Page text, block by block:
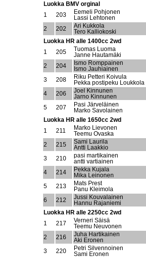
Luokka BMV orginal
1
203
Eemeli Pohjonen
Lassi Lehtonen
2
202
Ari Kukkola
Tero Kalliokoski
Luokka HR alle 1400cc 2wd
1
205
Tuomas Luoma
Janne Hautamäki
2
204
Ismo Romppainen
Ismo Jauhiainen
3
208
Riku Petteri Koivula
Pekka postipeku Loukkola
4
206
Joel Kinnunen
Jarno Kinnunen
5
207
Pasi Järveläinen
Marko Savolainen
Luokka HR alle 1650cc 2wd
1
211
Marko Lievonen
Teemu Ovaska
2
215
Sami Laurila
Antti Laakkio
3
210
pasi martikainen
antti vartiainen
4
214
Pekka Kujala
Mika Leinonen
5
213
Mats Prest
Panu Kleimola
6
212
Jussi Kouvalainen
Hannu Rajaniemi
Luokka HR alle 2250cc 2wd
1
217
Verneri Säisä
Teemu Neuvonen
2
216
Juha Hartikainen
Aki Eronen
3
220
Petri Silvennoinen
Sami Eronen